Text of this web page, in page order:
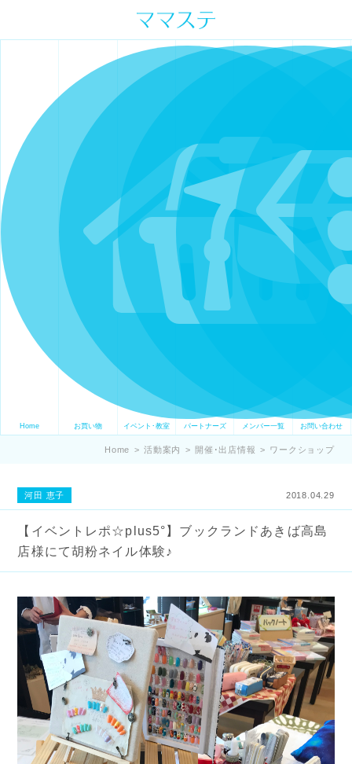
ママの才能発信します。 手づくり
表現ステージ ママステ スキル・セ
ンスを表現したいママが集まって
ます。
Home お買い物 イベント･教室 パートナーズ メンバー一覧 お問い合わせ
Home > 活動案内 > 開催･出店情報 > ワークショップ
河田 恵子 2018.04.29
【イベントレポ☆plus5°】ブックランドあきば高島
店様にて胡粉ネイル体験♪